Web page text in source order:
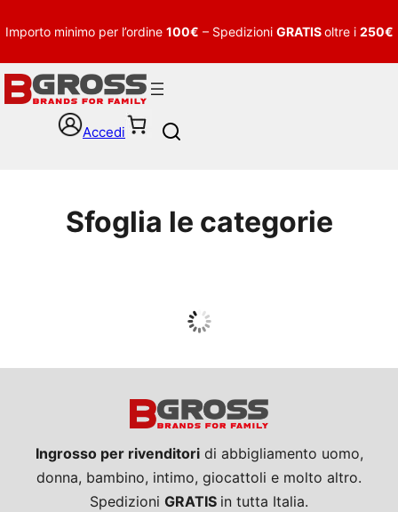
Importo minimo per l’ordine 100€ – Spedizioni GRATISoltre i 250€
Accedi
h
Sfoglia le categorie
Guarda tutto
Ingrosso per rivenditoridi abbigliamento uomo,
donna, bambino, intimo, giocattoli e molto altro.
Spedizioni GRATIS in tutta Italia.